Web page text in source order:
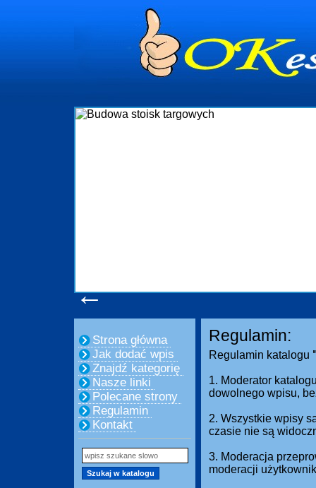
←
Strona główna
Jak dodać wpis
Znajdź kategorię
Nasze linki
Polecane strony
Regulamin
Kontakt
Regulamin:
Regulamin katalogu
1. Moderator
dowolnego wpisu,
2. Wszystkie wpisy
czasie nie są
3. Moderacja
moderacji